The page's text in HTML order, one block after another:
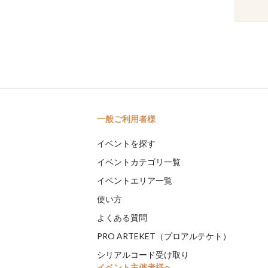
一般ご利用者様
イベントを探す
イベントカテゴリ一覧
イベントエリア一覧
使い方
よくある質問
PRO ARTEKET（プロアルテケト）
シリアルコード受け取り